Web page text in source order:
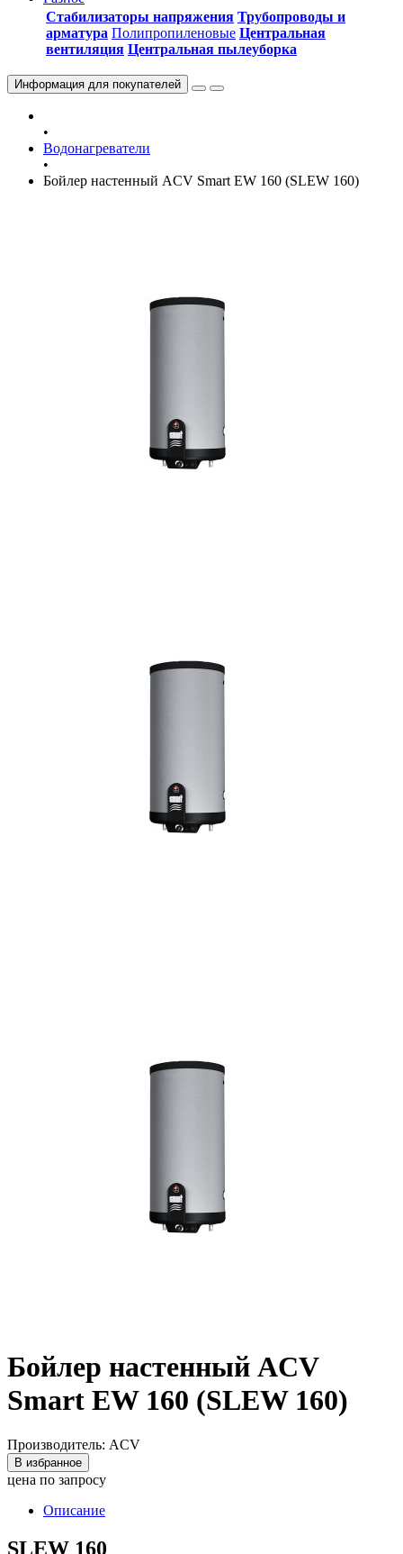
Стабилизаторы напряжения Трубопроводы и
арматура Полипропиленовые Центральная
вентиляция Центральная пылеуборка
Информация для покупателей
•
Водонагреватели
•
Бойлер настенный ACV Smart EW 160 (SLEW 160)
Бойлер настенный ACV
Smart EW 160 (SLEW 160)
Производитель: ACV
В избранное
цена по запросу
Описание
SLEW 160